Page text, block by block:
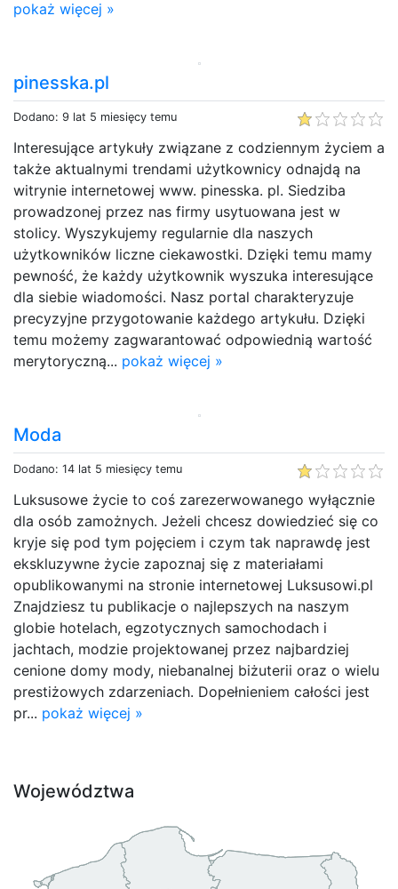
pokaż więcej »
pinesska.pl
Dodano: 9 lat 5 miesięcy temu
Interesujące artykuły związane z codziennym życiem a
także aktualnymi trendami użytkownicy odnajdą na
witrynie internetowej www. pinesska. pl. Siedziba
prowadzonej przez nas firmy usytuowana jest w
stolicy. Wyszykujemy regularnie dla naszych
użytkowników liczne ciekawostki. Dzięki temu mamy
pewność, że każdy użytkownik wyszuka interesujące
dla siebie wiadomości. Nasz portal charakteryzuje
precyzyjne przygotowanie każdego artykułu. Dzięki
temu możemy zagwarantować odpowiednią wartość
merytoryczną... pokaż więcej »
Moda
Dodano: 14 lat 5 miesięcy temu
Luksusowe życie to coś zarezerwowanego wyłącznie
dla osób zamożnych. Jeżeli chcesz dowiedzieć się co
kryje się pod tym pojęciem i czym tak naprawdę jest
ekskluzywne życie zapoznaj się z materiałami
opublikowanymi na stronie internetowej Luksusowi.pl
Znajdziesz tu publikacje o najlepszych na naszym
globie hotelach, egzotycznych samochodach i
jachtach, modzie projektowanej przez najbardziej
cenione domy mody, niebanalnej biżuterii oraz o wielu
prestiżowych zdarzeniach. Dopełnieniem całości jest
pr... pokaż więcej »
Województwa